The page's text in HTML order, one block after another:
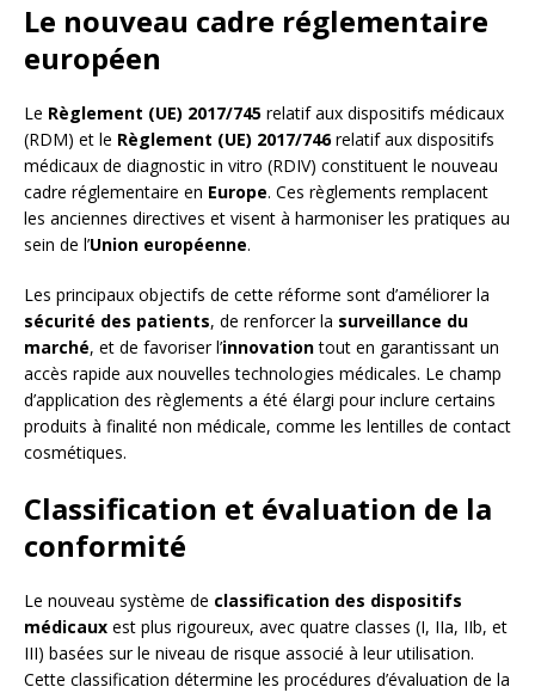
Le nouveau cadre réglementaire
européen
Le Règlement (UE) 2017/745 relatif aux dispositifs médicaux
(RDM) et le Règlement (UE) 2017/746relatif aux dispositifs
médicaux de diagnostic in vitro (RDIV) constituent le nouveau
cadre réglementaire en Europe. Ces règlements remplacent
les anciennes directives et visent à harmoniser les pratiques au
sein de l’Union européenne.
Les principaux objectifs de cette réforme sont d’améliorer la
sécurité des patients, de renforcer la surveillance du
marché, et de favoriser l’innovationtout en garantissant un
accès rapide aux nouvelles technologies médicales. Le champ
d’application des règlements a été élargi pour inclure certains
produits à finalité non médicale, comme les lentilles de contact
cosmétiques.
Classification et évaluation de la
conformité
Le nouveau système de classification des dispositifs
médicaux est plus rigoureux, avec quatre classes (I, IIa, IIb, et
III) basées sur le niveau de risque associé à leur utilisation.
Cette classification détermine les procédures d’évaluation de la